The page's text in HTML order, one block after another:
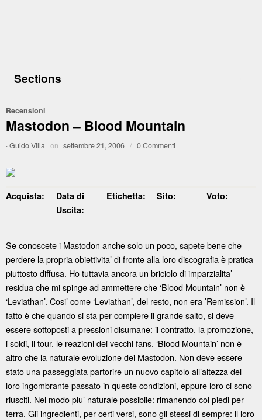
Sections
Recensioni
Mastodon – Blood Mountain
·Guido Villa on settembre 21, 2006 / 0 Commenti
Acquista:
Data di
Uscita:
Etichetta: Sito: Voto:
Se conoscete i Mastodon anche solo un poco, sapete bene che
perdere la propria obiettivita’ di fronte alla loro discografia è pratica
piuttosto diffusa. Ho tuttavia ancora un briciolo di imparzialita’
residua che mi spinge ad ammettere che ‘Blood Mountain’ non è
‘Leviathan’. Cosi’ come ‘Leviathan’, del resto, non era ’Remission’. Il
fatto è che quando si sta per compiere il grande salto, si deve
essere sottoposti a pressioni disumane: il contratto, la promozione,
i soldi, il tour, le reazioni dei vecchi fans. ‘Blood Mountain’ non è
altro che la naturale evoluzione dei Mastodon. Non deve essere
stato una passeggiata partorire un nuovo capitolo all’altezza del
loro ingombrante passato in queste condizioni, eppure loro ci sono
riusciti. Nel modo piu’ naturale possibile: rimanendo coi piedi per
terra. Gli ingredienti, per certi versi, sono gli stessi di sempre: il loro